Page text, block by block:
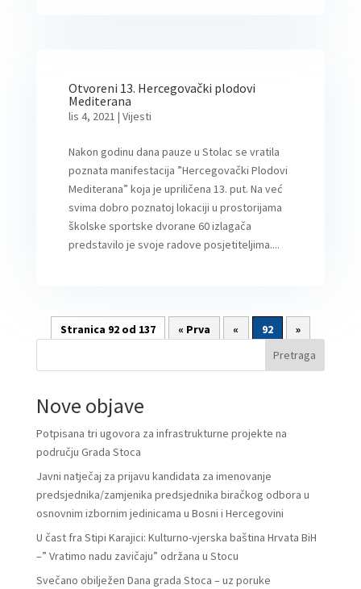
Otvoreni 13. Hercegovački plodovi
Mediterana
lis 4, 2021 | Vijesti
Nakon godinu dana pauze u Stolac se vratila
poznata manifestacija ”Hercegovački Plodovi
Mediterana” koja je upriličena 13. put. Na već
svima dobro poznatoj lokaciji u prostorijama
školske sportske dvorane 60 izlagača
predstavilo je svoje radove posjetiteljima....
Stranica 92 od 137 « Prva « 92
»
Pretraga
Nove objave
Potpisana tri ugovora za infrastrukturne projekte na
području Grada Stoca
Javni natječaj za prijavu kandidata za imenovanje
predsjednika/zamjenika predsjednika biračkog odbora u
osnovnim izbornim jedinicama u Bosni i Hercegovini
U čast fra Stipi Karajici: Kulturno-vjerska baština Hrvata BiH
–” Vratimo nadu zavičaju” održana u Stocu
Svečano obilježen Dana grada Stoca – uz poruke